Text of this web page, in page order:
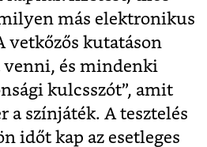
más elektronikus
vetkőzős kutatáson
venni, és mindenki
kulcsszót”, amit
a színjáték. A tesztelés
időt kap az esetleges